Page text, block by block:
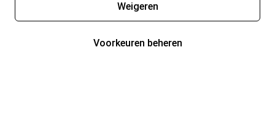
Weigeren
Voorkeuren beheren